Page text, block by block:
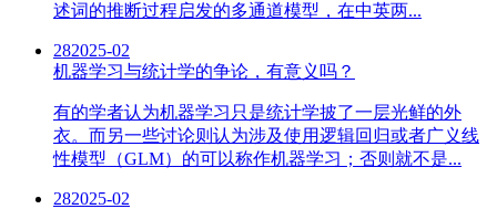
述词的推断过程启发的多通道模型，在中英两...
282025-02
机器学习与统计学的争论，有意义吗？
有的学者认为机器学习只是统计学披了一层光鲜的外
衣。而另一些讨论则认为涉及使用逻辑回归或者广义线
性模型（GLM）的可以称作机器学习；否则就不是...
282025-02